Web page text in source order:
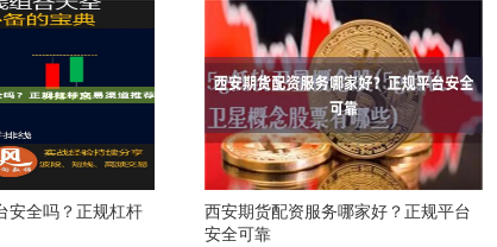
安全吗？正规杠杆
西安期货配资服务哪家好？正规平台
安全可靠